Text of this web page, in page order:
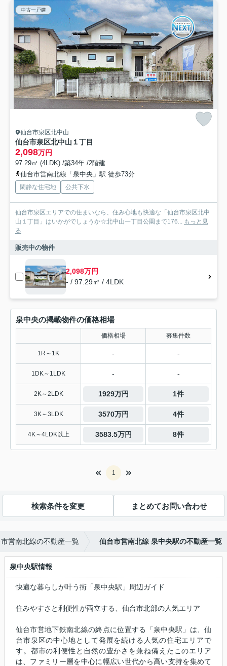
中古一戸建
仙台市泉区北中山
仙台市泉区北中山１丁目
2,098万円
97.29㎡ (4LDK) /築34年 /2階建
仙台市営南北線「泉中央」駅 徒歩73分
閑静な住宅地 公共下水
仙台市泉区エリアでの住まいなら、住み心地も快適な「仙台市泉区北中
山１丁目」はいかがでしょうか☆北中山一丁目公園まで176... もっと見
る
販売中の物件
2,098万円
- / 97.29㎡ / 4LDK
泉中央の掲載物件の価格相場
価格相場 募集件数
1R～1K - -
1DK～1LDK - -
2K～2LDK 1929万円 1件
3K～3LDK 3570万円 4件
4K～4LDK以上 3583.5万円 8件
1
検索条件を変更 まとめてお問い合わせ
営南北線の不動産一覧 仙台市営南北線 泉中央駅の不動産一覧
泉中央駅情報
快適な暮らしが叶う街「泉中央駅」周辺ガイド
住みやすさと利便性が両立する、仙台市北部の人気エリア
仙台市営地下鉄南北線の終点に位置する「泉中央駅」は、仙
台市泉区の中心地として発展を続ける人気の住宅エリアで
す。都市の利便性と自然の豊かさを兼ね備えたこのエリア
は、ファミリー層を中心に幅広い世代から高い支持を集めて